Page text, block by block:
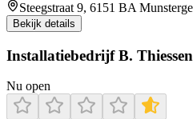
Steegstraat 9, 6151 BA
Bekijk details
Installatiebedrijf B. Thiessen
Nu open